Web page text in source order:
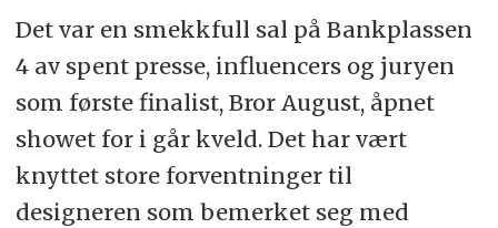
Det var en smekkfull sal på Bankplassen
4 av spent presse, influencers og juryen
som første finalist, Bror August, åpnet
showet for i går kveld. Det har vært
knyttet store forventninger til
designeren som bemerket seg med